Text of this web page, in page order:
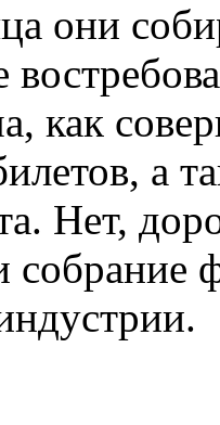
они
как
а
Нет,
собрание